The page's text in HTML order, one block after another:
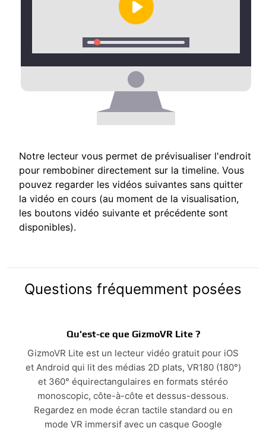
Notre lecteur vous permet de prévisualiser l'endroit
pour rembobiner directement sur la timeline. Vous
pouvez regarder les vidéos suivantes sans quitter
la vidéo en cours (au moment de la visualisation,
les boutons vidéo suivante et précédente sont
disponibles).
Questions fréquemment posées
Qu'est-ce que GizmoVR Lite ?
GizmoVR Lite est un lecteur vidéo gratuit pour iOS
et Android qui lit des médias 2D plats, VR180 (180°)
et 360° équirectangulaires en formats stéréo
monoscopic, côte-à-côte et dessus-dessous.
Regardez en mode écran tactile standard ou en
mode VR immersif avec un casque Google